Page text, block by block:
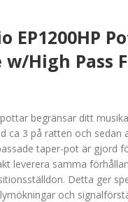
EP1200HP
w/High Pass
begränsar ditt
ca 3 på ratten och sedan
taper-pot är gjord
leverera samma
Detta ger
och